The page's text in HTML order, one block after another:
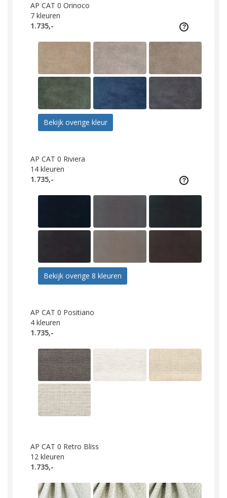
AP CAT 0 Orinoco
7 kleuren
1.735,-
Bekijk overige kleur
AP CAT 0 Riviera
14 kleuren
1.735,-
Bekijk overige 8 kleuren
AP CAT 0 Positiano
4 kleuren
1.735,-
AP CAT 0 Retro Bliss
12 kleuren
1.735,-